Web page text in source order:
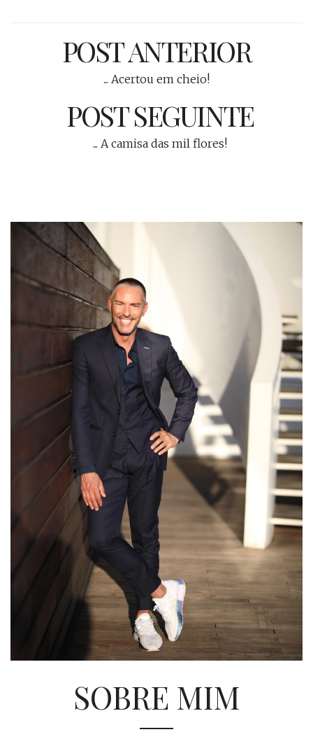
POST ANTERIOR
... Acertou em cheio!
POST SEGUINTE
... A camisa das mil flores!
SOBRE MIM